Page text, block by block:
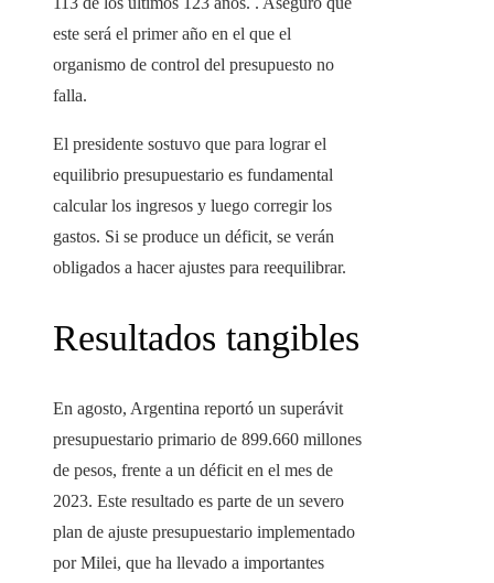
este será el primer año en el que el
organismo de control del presupuesto no
falla.
El presidente sostuvo que para lograr el
equilibrio presupuestario es fundamental
calcular los ingresos y luego corregir los
gastos. Si se produce un déficit, se verán
obligados a hacer ajustes para reequilibrar.
Resultados tangibles
En agosto, Argentina reportó un superávit
presupuestario primario de 899.660 millones
de pesos, frente a un déficit en el mes de
2023. Este resultado es parte de un severo
plan de ajuste presupuestario implementado
por Milei, que ha llevado a importantes